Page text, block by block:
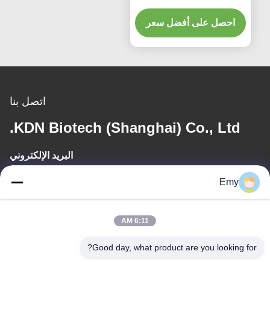
مواد التنظيف تحسين
احصل على أفضل سعر
اتصل بنا
KDN Biotech (Shanghai) Co., Ltd.
البريد الإلكتروني
panxy@vlandgroup.com
Emy
6:11 AM
Good day, what product are you looking for?